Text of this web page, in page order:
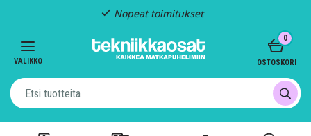
Nopeat toimitukset
VALIKKO
0
OSTOSKORI